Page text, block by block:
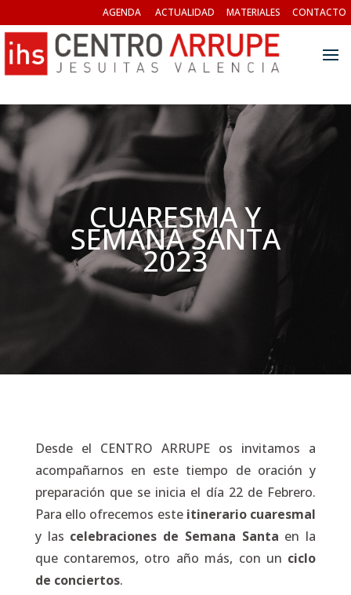
AGENDA ACTUALIDAD MATERIALES CONTACTO
CUARESMA Y
SEMANA SANTA
2023
Desde el CENTRO ARRUPE os invitamos a
acompañarnos en este tiempo de oración y
preparación que se inicia el día 22 de Febrero.
Para ello ofrecemos este itinerario cuaresmal
y las celebraciones de Semana Santa en la
que contaremos, otro año más, con un ciclo
de conciertos.